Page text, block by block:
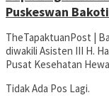
Puskeswan
TheTapaktuanPost |
diwakili Asisten III H.
Pusat Kesehatan
Tidak Ada Pos Lagi.